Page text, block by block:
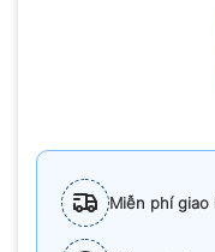
Miễn phí giao